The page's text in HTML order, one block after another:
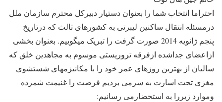
احتراما انتخاب شما را بعنوان دستیار دبیرکل محترم سازمان ملل
درمسئله انتقال ساکنین لیبرتی به کشورهای ثالث که درتاریخ
پنجم ژانویه 2014 صورت گرفت را تبریک میگوییم. بعنوان بخشی
ازاعضای جداشده ازفرقه تروریستی موسوم به مجاهدین خلق که
سالیان از بهترین روزهای عمر خود را با مکانیزمهای شستشوی
مغزی تحت اسارت به سرمی بردیم فرصت را غنیمت شمرده
وموارد زیررا به استحضارمی رسانیم: